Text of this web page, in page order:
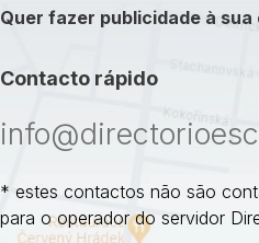
Quer fazer publicidade à sua
Contacto rápido
* estes contactos não são
para o operador do servidor